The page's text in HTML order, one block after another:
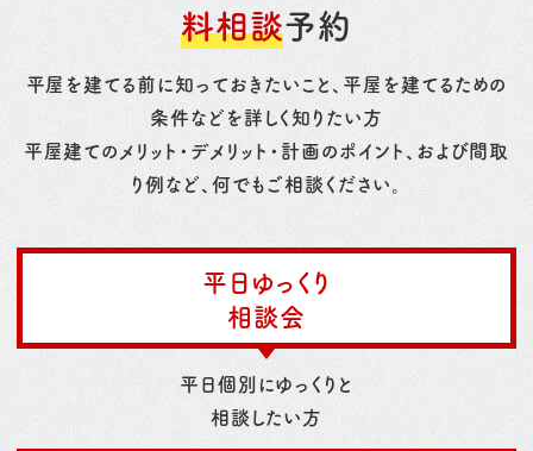
料相談予約
平屋を建てる前に知っておきたいこと、平屋を建てるための
条件などを詳しく知りたい方
平屋建てのメリット・デメリット・計画のポイント、および間取
り例など、何でもご相談ください。
平日ゆっくり
相談会
平日個別にゆっくりと
相談したい方